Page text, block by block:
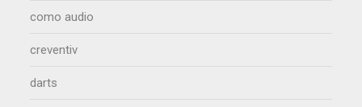
como audio
creventiv
darts